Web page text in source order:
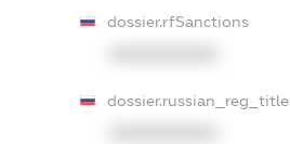
dossier.rfSanctions
dossier.russian_reg_title